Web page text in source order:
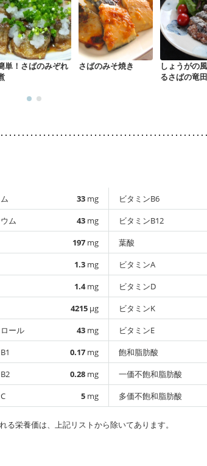
単！さばのみぞれ
さばのみそ焼き
しょうがの
るさばの竜
33 mg
ム
43 mg
197 mg
1.3 mg
1.4mg
4215 µg
ール
43 mg
0.17 mg
0.28 mg
5 mg
ビタミンB6
ビタミンB12
葉酸
ビタミンA
ビタミンD
ビタミンK
ビタミンE
飽和脂肪酸
一価不飽和脂肪酸
多価不飽和脂肪酸
栄養価は、上記リストから除いてあります。